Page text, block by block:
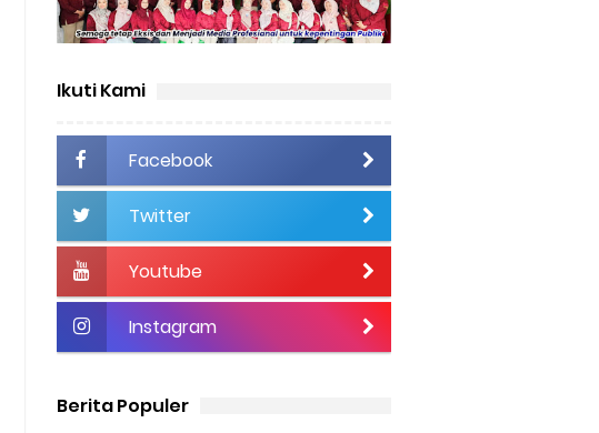
Ikuti Kami
Facebook
Twitter
Youtube
Instagram
Berita Populer